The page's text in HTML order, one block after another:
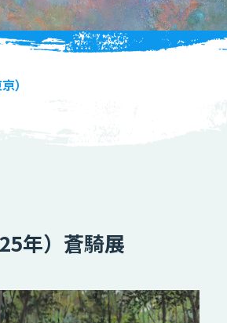
ス
）
年）蒼騎展